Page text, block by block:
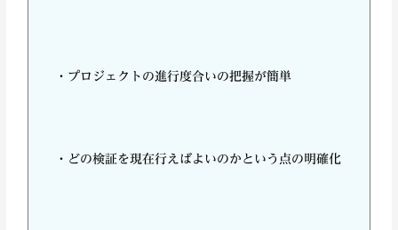
・プロジェクトの進行度合いの把握が簡単
・どの検証を現在行えばよいのかという点の明確化